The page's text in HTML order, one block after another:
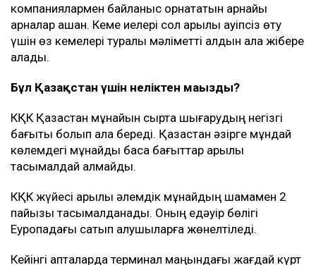
компаниялармен байланыс орнататын арнайы
арналар ашқан. Кеме иелері сол арқылы қауіпсіз өту
үшін өз кемелері туралы мәліметті алдын ала жібере
алады.
Бұл Қазақстан үшін неліктен маңызды?
КҚК Қазақстан мұнайын сыртқа шығарудың негізгі
бағыты болып қала береді. Қазақстан әзірге мұндай
көлемдегі мұнайды басқа бағыттар арқылы
тасымалдай алмайды.
КҚК жүйесі арқылы әлемдік мұнайдың шамамен 2
пайызы тасымалданады. Оның едәуір бөлігі
Еуропадағы сатып алушыларға жөнелтіледі.
Кейінгі апталарда терминал маңындағы жағдай күрт